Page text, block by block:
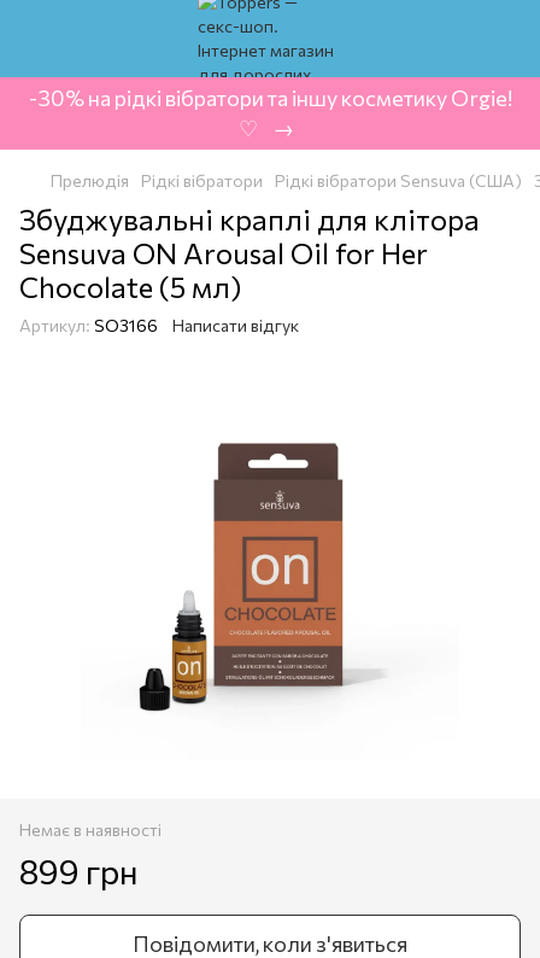
-30% на рідкі вібратори та іншу косметику Orgie!
‍ ♡ ‍ → ‍
Прелюдія Рідкі вібратори Рідкі вібратори Sensuva (США)
Збуджувальні краплі для клітора
Sensuva ON Arousal Oil for Her
Chocolate (5 мл)
Артикул: SO3166 Написати відгук
Немає в наявності
899 грн
Повідомити, коли з'явиться